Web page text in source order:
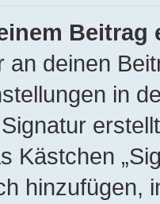
an deinen
in
Kästchen
hinzufügen,